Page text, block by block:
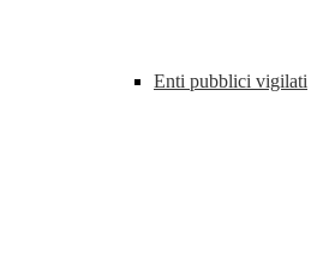
Enti pubblici vigilati